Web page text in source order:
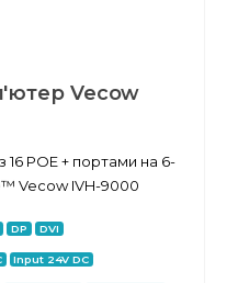
Vecow
POE + портами на 6-
Vecow IVH-9000
DP DVI
Input 24V DC